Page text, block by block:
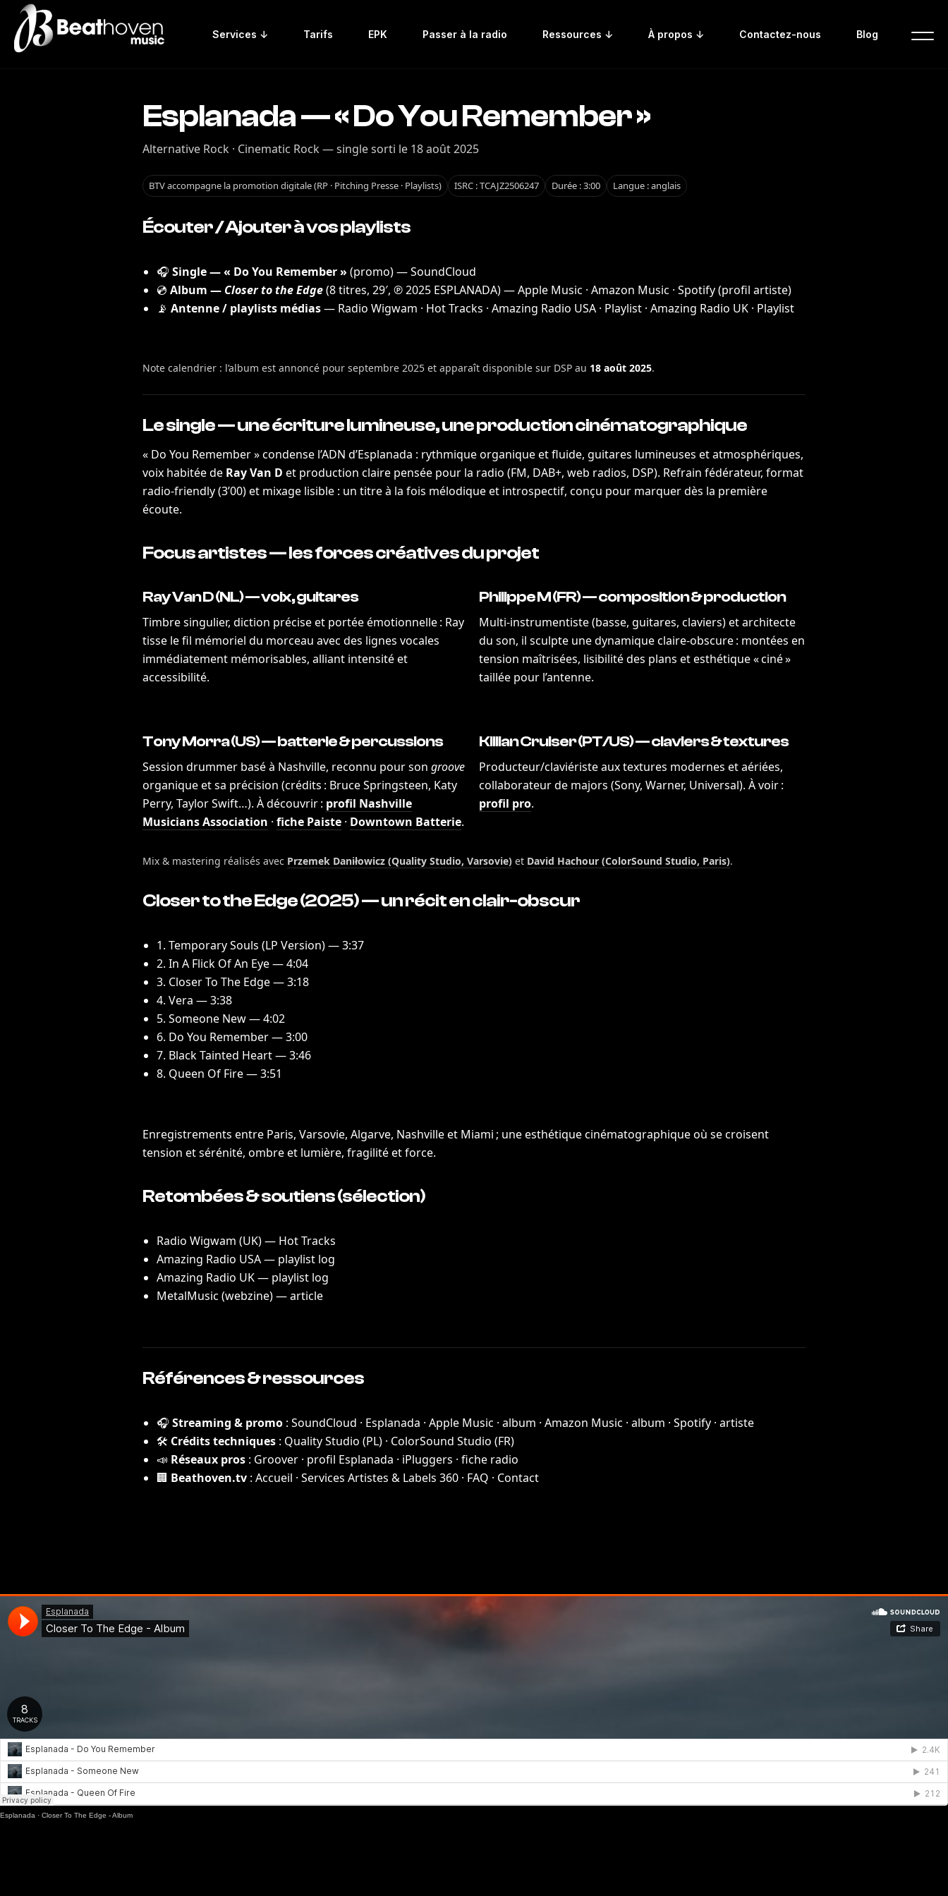
Services ↓ Tarifs EPK Passer à la radio Ressources ↓ À propos ↓ Contactez-nous Blog
Esplanada — « Do You Remember »
Alternative Rock · Cinematic Rock — single sorti le 18 août 2025
BTV accompagne la promotion digitale (RP · Pitching Presse · Playlists) ISRC : TCAJZ2506247 Durée : 3:00 Langue : anglais
Écouter / Ajouter à vos playlists
🎧 Single — « Do You Remember »(promo) —SoundCloud
💿 Album — Closer to the Edge(8 titres, 29′, ℗ 2025 ESPLANADA) —Apple Music · Amazon Music · Spotify (profil artiste)
📡 Antenne / playlists médias— Radio Wigwam · Hot Tracks · Amazing Radio USA · Playlist · Amazing Radio UK · Playlist
Note calendrier : l’album est annoncé pour septembre 2025 et apparaît disponible sur DSP au 18 août 2025.
Le single — une écriture lumineuse, une production cinématographique
« Do You Remember » condense l’ADN d’Esplanada : rythmique organique et fluide, guitares lumineuses et atmosphériques,
voix habitée de Ray Van D et production claire pensée pour la radio (FM, DAB+, web radios, DSP). Refrain fédérateur, format
radio-friendly (3’00) et mixage lisible : un titre à la fois mélodique et introspectif, conçu pour marquer dès la première
écoute.
Focus artistes — les forces créatives du projet
Ray Van D (NL) — voix, guitares
Timbre singulier, diction précise et portée émotionnelle : Ray
tisse le fil mémoriel du morceau avec des lignes vocales
immédiatement mémorisables, alliant intensité et
accessibilité.
Philippe M (FR) — composition & production
Multi-instrumentiste (basse, guitares, claviers) et architecte
du son, il sculpte une dynamique claire-obscure : montées en
tension maîtrisées, lisibilité des plans et esthétique « ciné »
taillée pour l’antenne.
Tony Morra (US) — batterie & percussions
Session drummer basé à Nashville, reconnu pour son groove
organique et sa précision (crédits : Bruce Springsteen, Katy
Perry, Taylor Swift…). À découvrir : profil Nashville
Musicians Association · fiche Paiste · Downtown Batterie.
Killian Cruiser (PT/US) — claviers & textures
Producteur/claviériste aux textures modernes et aériées,
collaborateur de majors (Sony, Warner, Universal). À voir :
profil pro.
Mix & mastering réalisés avec Przemek Daniłowicz (Quality Studio, Varsovie) et David Hachour (ColorSound Studio, Paris).
Closer to the Edge(2025) — un récit en clair-obscur
1. Temporary Souls (LP Version) — 3:37
2. In A Flick Of An Eye — 4:04
3. Closer To The Edge — 3:18
4. Vera — 3:38
5. Someone New — 4:02
6. Do You Remember — 3:00
7. Black Tainted Heart — 3:46
8. Queen Of Fire — 3:51
Enregistrements entre Paris, Varsovie, Algarve, Nashville et Miami ; une esthétique cinématographique où se croisent
tension et sérénité, ombre et lumière, fragilité et force.
Retombées & soutiens (sélection)
Radio Wigwam (UK) — Hot Tracks
Amazing Radio USA — playlist log
Amazing Radio UK — playlist log
MetalMusic (webzine) — article
Références & ressources
🎧 Streaming & promo : SoundCloud · Esplanada · Apple Music · album · Amazon Music · album · Spotify · artiste
🛠️ Crédits techniques : Quality Studio (PL) · ColorSound Studio (FR)
📣 Réseaux pros : Groover · profil Esplanada · iPluggers · fiche radio
🏢 Beathoven.tv : Accueil · Services Artistes & Labels 360 · FAQ · Contact
Esplanada · Closer To The Edge - Album